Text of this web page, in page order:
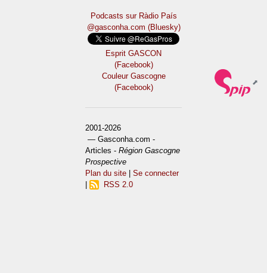
Podcasts sur Ràdio País
@gasconha.com (Bluesky)
Esprit GASCON
(Facebook)
Couleur Gascogne
(Facebook)
2001-2026
— Gasconha.com -
Articles -Région Gascogne
Prospective
Plan du site |Se connecter
RSS 2.0